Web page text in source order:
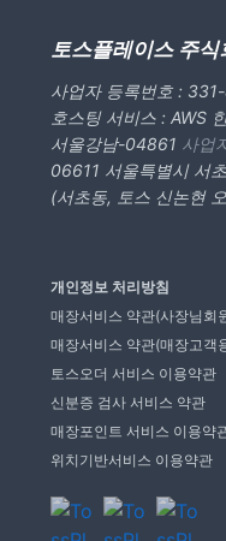
토스플레이스 주식
사업자 등록번호 :
호스팅 서비스 : AWS
서울강남-04861 사업
06611 서울특별시 서
(서초동, 토스 신논현
개인정보 처리방침
매장서비스 약관(사장님회
매장서비스 약관(매장고객
토스오더 서비스 이용약관
신분증 검사 서비스 약관
매장포인트 서비스 이용약
위치기반서비스 이용약관